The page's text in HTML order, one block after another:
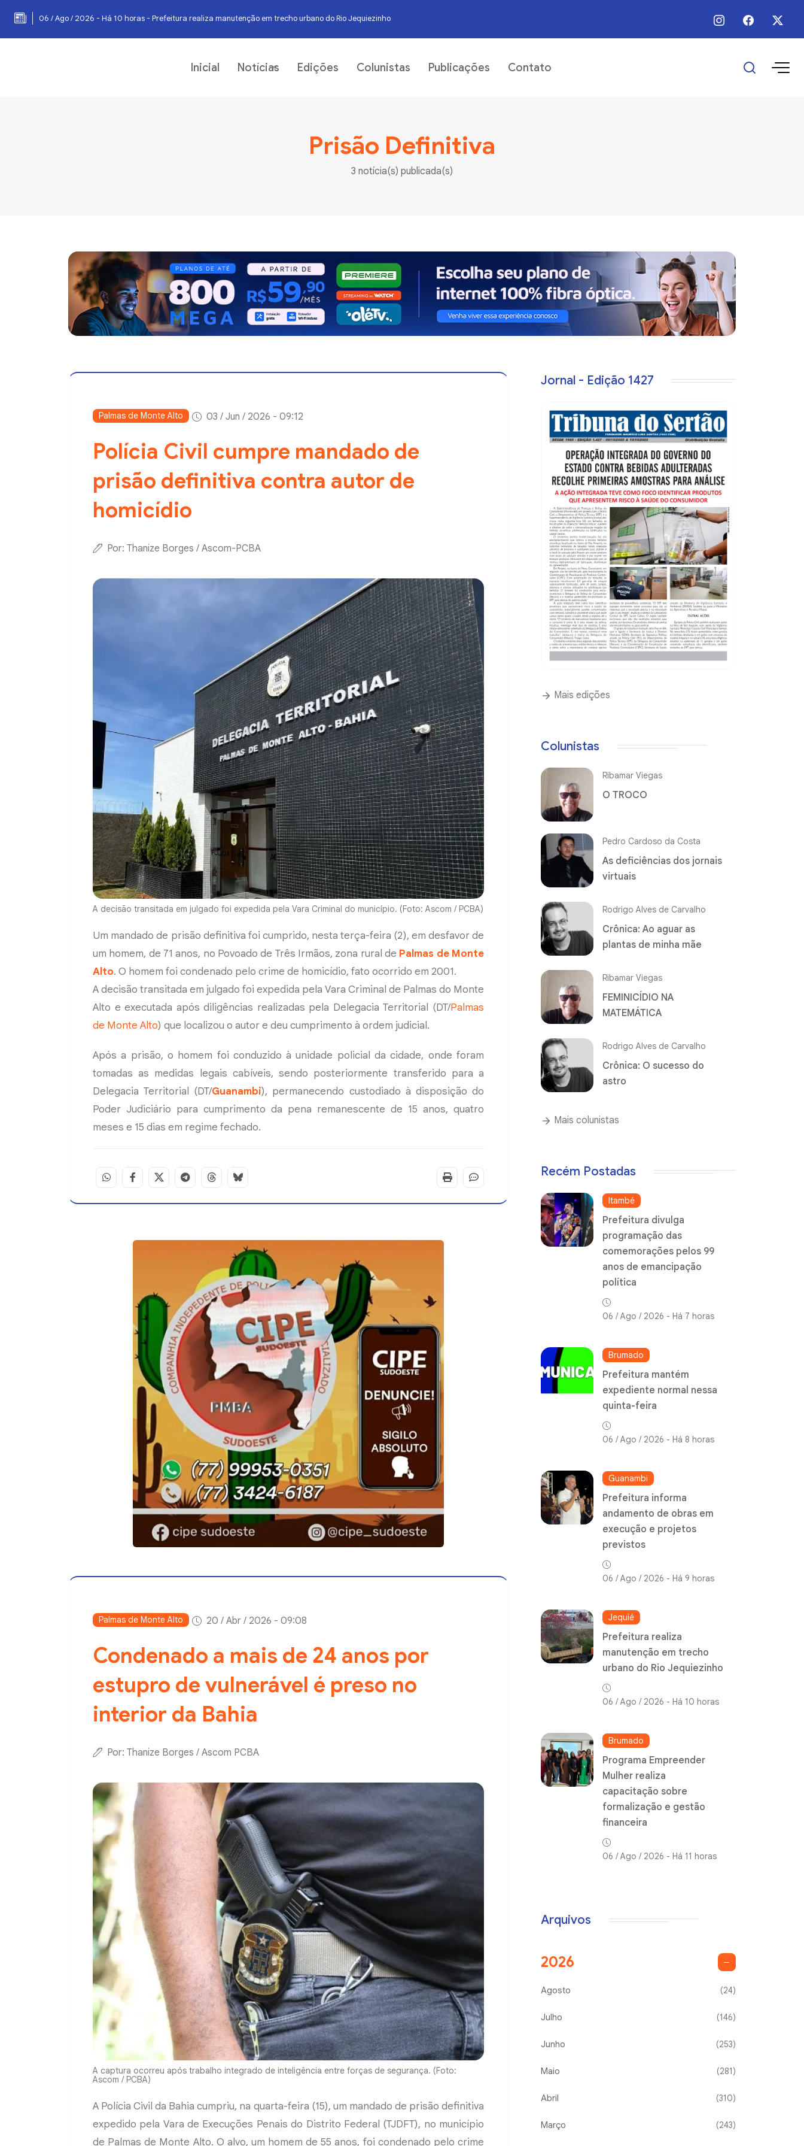
06 / Ago / 2026 - Há 10 horas - Prefeitura realiza manutenção em trecho urbano do Rio Jequiezinho 06 / Ago / 2026 - Há 11 horas - Programa Empreender Mulher realiza
Inicial Notícias Edições Colunistas Publicações Contato
Prisão Definitiva
3 notícia(s) publicada(s)
Palmas de Monte Alto 03 / Jun / 2026 - 09:12
Polícia Civil cumpre mandado de
prisão definitiva contra autor de
homicídio
Por: Thanize Borges / Ascom-PCBA
A decisão transitada em julgado foi expedida pela Vara Criminal do município. (Foto: Ascom / PCBA)
Um mandado de prisão definitiva foi cumprido, nesta terça-feira (2), em desfavor de
um homem, de 71 anos, no Povoado de Três Irmãos, zona rural de Palmas de Monte
Alto. O homem foi condenado pelo crime de homicídio, fato ocorrido em 2001.
A decisão transitada em julgado foi expedida pela Vara Criminal de Palmas do Monte
Alto e executada após diligências realizadas pela Delegacia Territorial (DT/Palmas
de Monte Alto) que localizou o autor e deu cumprimento à ordem judicial.
Após a prisão, o homem foi conduzido à unidade policial da cidade, onde foram
tomadas as medidas legais cabíveis, sendo posteriormente transferido para a
Delegacia Territorial (DT/Guanambi), permanecendo custodiado à disposição do
Poder Judiciário para cumprimento da pena remanescente de 15 anos, quatro
meses e 15 dias em regime fechado.
Palmas de Monte Alto 20 / Abr / 2026 - 09:08
Condenado a mais de 24 anos por
estupro de vulnerável é preso no
interior da Bahia
Por: Thanize Borges / Ascom PCBA
A captura ocorreu após trabalho integrado de inteligência entre forças de segurança. (Foto:
Ascom / PCBA)
A Polícia Civil da Bahia cumpriu, na quarta-feira (15), um mandado de prisão definitiva
expedido pela Vara de Execuções Penais do Distrito Federal (TJDFT), no município
de Palmas de Monte Alto. O alvo, um homem de 55 anos, foi condenado pelo crime
Jornal - Edição 1427
Mais edições
Colunistas
Ribamar Viegas
O TROCO
Pedro Cardoso da Costa
As deficiências dos jornais
virtuais
Rodrigo Alves de Carvalho
Crônica: Ao aguar as
plantas de minha mãe
Ribamar Viegas
FEMINICÍDIO NA
MATEMÁTICA
Rodrigo Alves de Carvalho
Crônica: O sucesso do
astro
Mais colunistas
Recém Postadas
Itambé
Prefeitura divulga
programação das
comemorações pelos 99
anos de emancipação
política
06 / Ago / 2026 - Há 7 horas
Brumado
Prefeitura mantém
expediente normal nessa
quinta-feira
06 / Ago / 2026 - Há 8 horas
Guanambi
Prefeitura informa
andamento de obras em
execução e projetos
previstos
06 / Ago / 2026 - Há 9 horas
Jequié
Prefeitura realiza
manutenção em trecho
urbano do Rio Jequiezinho
06 / Ago / 2026 - Há 10 horas
Brumado
Programa Empreender
Mulher realiza
capacitação sobre
formalização e gestão
financeira
06 / Ago / 2026 - Há 11 horas
Arquivos
2026
Agosto (24)
Julho (146)
Junho (253)
Maio (281)
Abril (310)
Março (243)